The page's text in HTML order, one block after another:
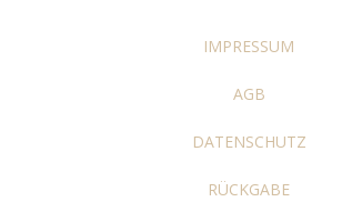
IMPRESSUM
AGB
DATENSCHUTZ
RÜCKGABE